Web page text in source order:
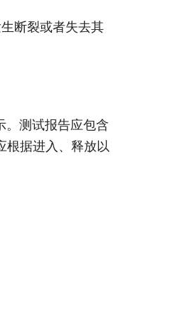
断裂或者失去其
。测试报告应包含
根据进入、释放以